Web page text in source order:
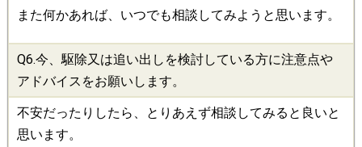
また何かあれば、いつでも相談してみようと思います。
Q6.今、駆除又は追い出しを検討している方に注意点や
アドバイスをお願いします。
不安だったりしたら、とりあえず相談してみると良いと
思います。